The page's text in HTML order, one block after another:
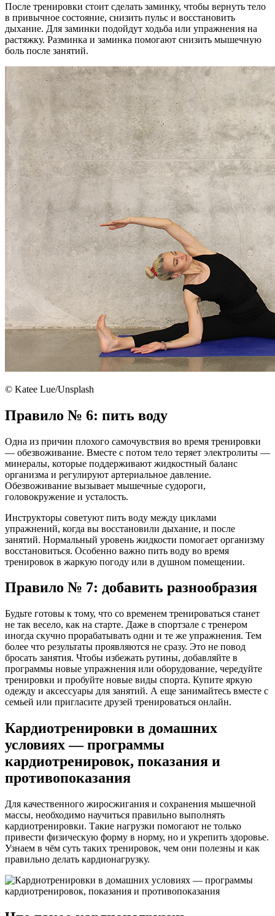
После тренировки стоит сделать заминку, чтобы вернуть тело
в привычное состояние, снизить пульс и восстановить
дыхание. Для заминки подойдут ходьба или упражнения на
растяжку. Разминка и заминка помогают снизить мышечную
боль после занятий.
© Katee Lue/Unsplash
Правило № 6: пить воду
Одна из причин плохого самочувствия во время тренировки
— обезвоживание. Вместе с потом тело теряет электролиты —
минералы, которые поддерживают жидкостный баланс
организма и регулируют артериальное давление.
Обезвоживание вызывает мышечные судороги,
головокружение и усталость.
Инструкторы советуют пить воду между циклами
упражнений, когда вы восстановили дыхание, и после
занятий. Нормальный уровень жидкости помогает организму
восстановиться. Особенно важно пить воду во время
тренировок в жаркую погоду или в душном помещении.
Правило № 7: добавить разнообразия
Будьте готовы к тому, что со временем тренироваться станет
не так весело, как на старте. Даже в спортзале с тренером
иногда скучно прорабатывать одни и те же упражнения. Тем
более что результаты проявляются не сразу. Это не повод
бросать занятия. Чтобы избежать рутины, добавляйте в
программы новые упражнения или оборудование, чередуйте
тренировки и пробуйте новые виды спорта. Купите яркую
одежду и аксессуары для занятий. А еще занимайтесь вместе с
семьей или пригласите друзей тренироваться онлайн.
Кардиотренировки в домашних
условиях — программы
кардиотренировок, показания и
противопоказания
Для качественного жиросжигания и сохранения мышечной
массы, необходимо научиться правильно выполнять
кардиотренировки. Такие нагрузки помогают не только
привести физическую форму в норму, но и укрепить здоровье.
Узнаем в чём суть таких тренировок, чем они полезны и как
правильно делать кардионагрузку.